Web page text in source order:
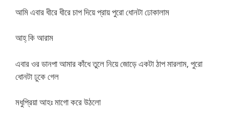
আমি এবার ধীরে ধীরে চাপ দিয়ে প্রায় পুরো ধোনটা ঢোকালাম
আহ্ কি আরাম
এবার ওর ডানপা আমার কাঁধে তুলে নিয়ে জোড়ে একটা ঠাপ মারলাম, পুরো
ধোনটা ঢুকে গেল
মধুপ্রিয়া আহঃ মাগো করে উঠলো